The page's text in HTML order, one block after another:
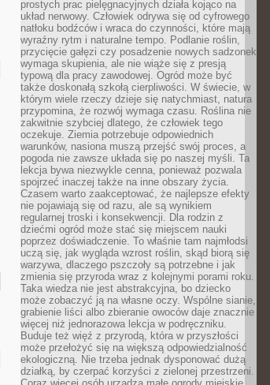
prostych prac pielęgnacyjnych działa kojąco na
układ nerwowy. Człowiek odrywa się od cyfrowego
natłoku bodźców i wraca do czynności, które mają
wyraźny rytm i naturalne tempo. Podlanie roślin,
przycięcie gałęzi czy posadzenie nowych sadzonek
wymaga skupienia, ale nie wiąże się z presją
typową dla pracy zawodowej. Ogród może być
także doskonałą szkołą cierpliwości. W świecie, w
którym wiele rzeczy dzieje się natychmiast, natura
przypomina, że rozwój wymaga czasu. Roślina nie
zakwitnie szybciej dlatego, że człowiek tego
oczekuje. Ziemia potrzebuje odpowiednich
warunków, nasiona muszą przejść swój proces, a
pogoda nie zawsze układa się po naszej myśli. Ta
lekcja bywa niezwykle cenna, ponieważ pozwala
spojrzeć inaczej także na inne obszary życia.
Czasem warto zaakceptować, że najlepsze efekty
nie pojawiają się od razu, ale są wynikiem
regularnej troski i konsekwencji. Dla rodzin z
dziećmi ogród może stać się miejscem nauki
poprzez doświadczenie. To właśnie tam najmłodsi
uczą się, jak wygląda wzrost roślin, skąd biorą się
warzywa, dlaczego pszczoły są potrzebne i jak
zmienia się przyroda wraz z kolejnymi porami roku.
Taka wiedza nie jest abstrakcyjna, bo dziecko
może zobaczyć ją na własne oczy. Wspólne sianie,
grabienie liści albo zbieranie owoców daje znacznie
więcej niż jednorazowa lekcja w podręczniku.
Buduje też więź z przyrodą, która w przyszłości
może przełożyć się na większą odpowiedzialność
ekologiczną. Nie trzeba jednak dysponować dużą
działką, by czerpać korzyści z zielonej przestrzeni.